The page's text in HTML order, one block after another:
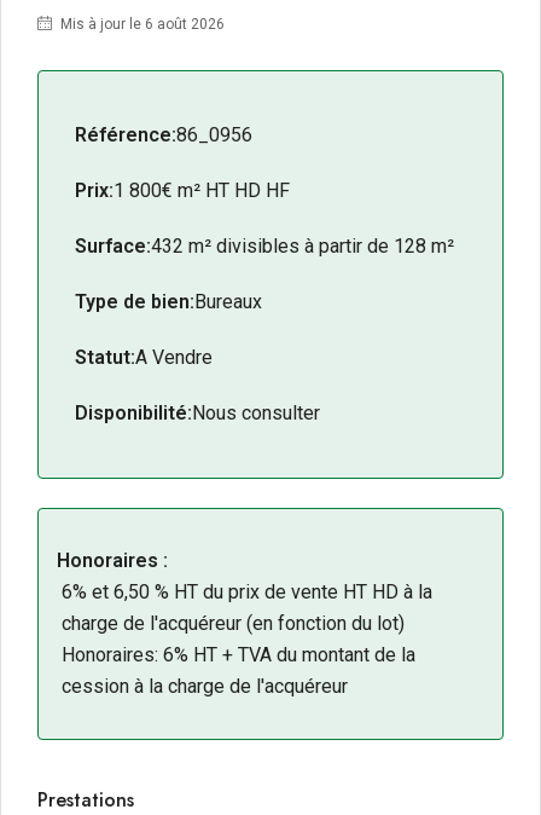
liberté d’aménagement afin de créer un environnement
activité.
Les + du bien :
Poitiers.
Excellente visibilité pour votre entreprise.
Lots divisibles à partir de
Plateaux de bureaux entièrement modulables.
Poitiers-Biardet aux principaux axes routiers.
Prestations modernes adaptées aux exigences
des entreprises.
services, un cabinet ou une entreprise en
développement.
Une opportunité rare pour implanter
durablement votre activité dans un
environnement de qualité.
Mis à jour le 6 août 2026
Référence:86_0956
Prix:1 800€ m² HT HD HF
Surface:432 m² divisibles à partir de 128 m²
Type de bien:Bureaux
Statut:A Vendre
Disponibilité:Nous consulter
Honoraires :
6% et 6,50 % HT du prix de vente HT HD à la
charge de l'acquéreur (en fonction du lot)
Honoraires: 6% HT + TVA du montant de la
cession à la charge de l'acquéreur
Prestations